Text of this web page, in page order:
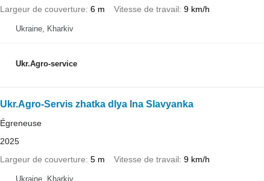
Largeur de couverture 6 m Vitesse de travail 9 km/h
Ukraine, Kharkiv
Ukr.Agro-service
Ukr.Agro-Servis zhatka dlya lna Slavyanka
Égreneuse
2025
Largeur de couverture 5 m Vitesse de travail 9 km/h
Ukraine, Kharkiv